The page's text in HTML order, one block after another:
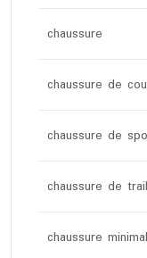
chaussure
chaussure de
chaussure de
chaussure de trail
chaussure